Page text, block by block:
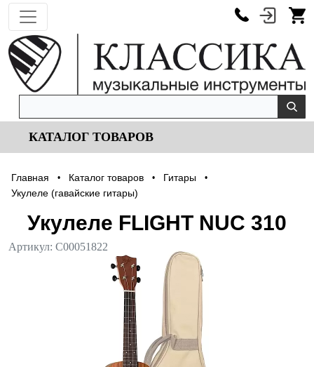
КАТАЛОГ ТОВАРОВ
Главная • Каталог товаров • Гитары •
Укулеле (гавайские гитары)
Укулеле FLIGHT NUC 310
Артикул: С00051822